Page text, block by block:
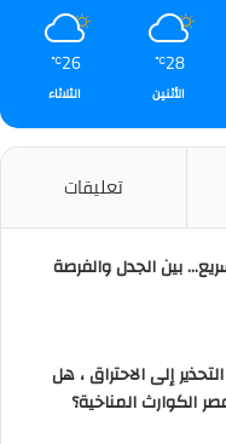
28
℃
الأثنين
26
℃
الثلاثاء
تعليقات
بين الجدل والفرصة
إلى الاحتراق ، هل
الكوارث المناخية؟